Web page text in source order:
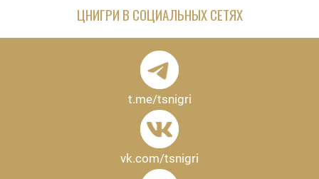
ЦНИГРИ В СОЦИАЛЬНЫХ СЕТЯХ
t.me/tsnigri
vk.com/tsnigri